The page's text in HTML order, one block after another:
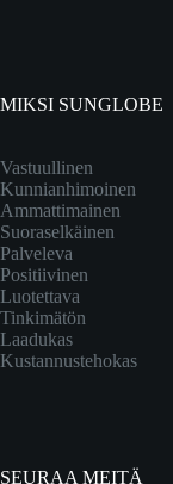
MIKSI SUNGLOBE
Vastuullinen
Kunnianhimoinen
Ammattimainen
Suoraselkäinen
Palveleva
Positiivinen
Luotettava
Tinkimätön
Laadukas
Kustannustehokas
SEURAA MEITÄ